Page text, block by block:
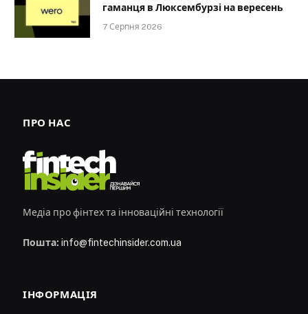
гаманця в Люксембурзі на вересень
7 Серпня 2026
ПРО НАС
Медіа про фінтех та інноваційні технології
Пошта: info@fintechinsider.com.ua
ІНФОРМАЦІЯ